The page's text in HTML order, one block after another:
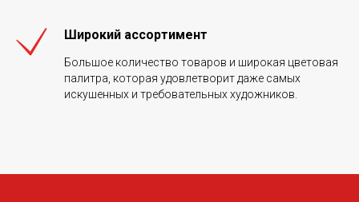
Широкий ассортимент
Большое количество товаров и широкая цветовая
палитра, которая удовлетворит даже самых
искушенных и требовательных художников.